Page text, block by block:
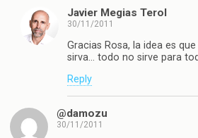
Javier Megias Terol
30/11/2011
Gracias Rosa, la idea es
sirva… todo no sirve para
Reply
@damozu
30/11/2011